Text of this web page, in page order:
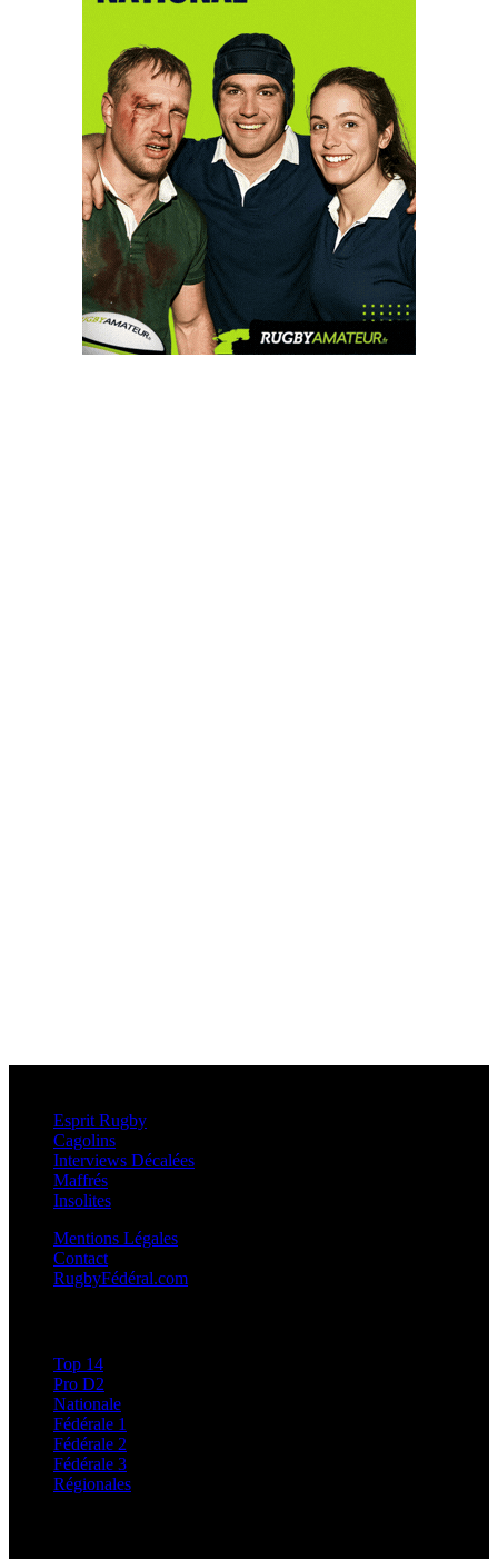
Esprit Rugby
Cagolins
Interviews Décalées
Maffrés
Insolites
Mentions Légales
Contact
RugbyFédéral.com
Top 14
Pro D2
Nationale
Fédérale 1
Fédérale 2
Fédérale 3
Régionales